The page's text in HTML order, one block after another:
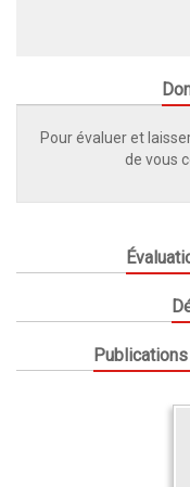
Pour évaluer et
de vous